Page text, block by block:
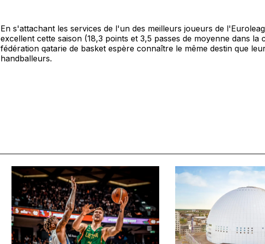
En s'attachant les services de l'un des meilleurs joueurs de
excellent cette saison (18,3 points et 3,5 passes de moyenne dans la
fédération qatarie de basket espère connaître le même destin que
handballeurs.